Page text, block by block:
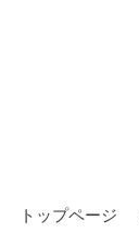
トップページ